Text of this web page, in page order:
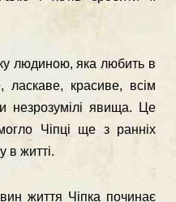
людиною, яка любить в
ласкаве, красиве, всім
незрозумілі явища. Це
Чіпці ще з ранніх
в житті.
життя Чіпка починає